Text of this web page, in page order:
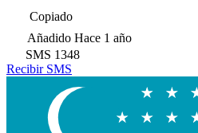
Copiado
Añadido Hace 1 año
SMS 1348
Recibir SMS